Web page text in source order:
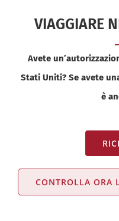
VIAGGIARE
Avete
Stati Uniti? Se avete
è
CONTROLLA ORA